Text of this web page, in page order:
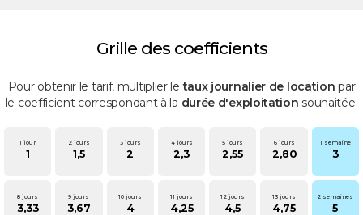
Grille des coefficients
Pour obtenir le tarif, multiplier letaux journalier de location par
le coefficient correspondant à la durée d'exploitation souhaitée.
1 jour
1
2 jours
1,5
3 jours
2
4 jours
2,3
5 jours
2,55
6 jours
2,80
1 semaine
3
8 jours
3,33
9 jours
3,67
10 jours
4
11 jours
4,25
12 jours
4,5
13 jours
4,75
2 semaines
5